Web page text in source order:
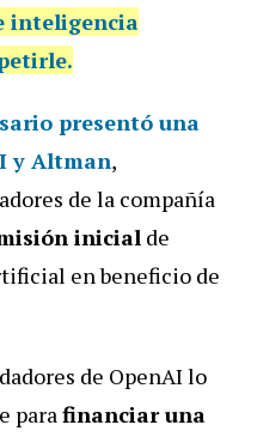
inteligencia
presentó una
y Altman,
de la compañía
inicial de
en beneficio de
de OpenAI lo
parafinanciar una